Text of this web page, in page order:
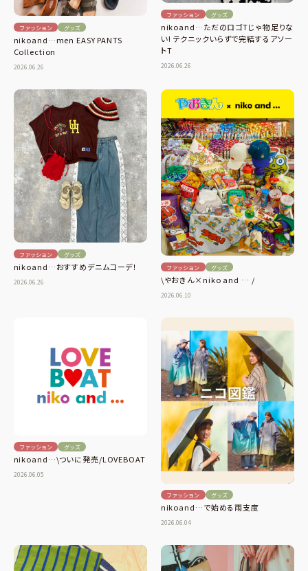
ファッション グッズ
nikoand…men EASY PANTS
Collection
2026.06.26
ファッション グッズ
nikoand…ただのロゴTじゃ物足りな
い! テクニックいらずで完結するアソー
トT
2026.06.26
ファッション グッズ
nikoand…おすすめデニムコーデ！
2026.06.26
ファッション グッズ
\やおきん×niko and … /
2026.06.10
ファッション グッズ
nikoand…\ついに発売/LOVEBOAT
2026.06.05
ファッション グッズ
nikoand…で始める雨支度
2026.06.04